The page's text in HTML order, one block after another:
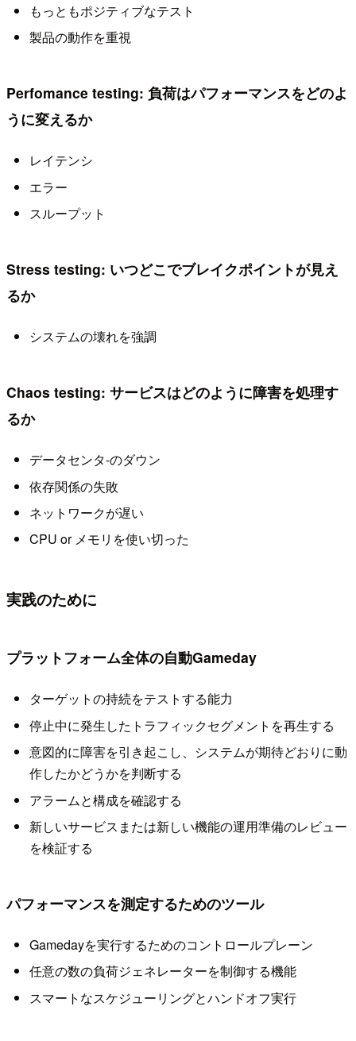
もっともポジティブなテスト
製品の動作を重視
Perfomance testing: 負荷はパフォーマンスをどのよ
うに変えるか
レイテンシ
エラー
スループット
Stress testing: いつどこでブレイクポイントが見え
るか
システムの壊れを強調
Chaos testing: サービスはどのように障害を処理す
るか
データセンタ-のダウン
依存関係の失敗
ネットワークが遅い
CPU or メモリを使い切った
実践のために
プラットフォーム全体の自動Gameday
ターゲットの持続をテストする能力
停止中に発生したトラフィックセグメントを再生する
意図的に障害を引き起こし、システムが期待どおりに動
作したかどうかを判断する
アラームと構成を確認する
新しいサービスまたは新しい機能の運用準備のレビュー
を検証する
パフォーマンスを測定するためのツール
Gamedayを実行するためのコントロールプレーン
任意の数の負荷ジェネレーターを制御する機能
スマートなスケジューリングとハンドオフ実行